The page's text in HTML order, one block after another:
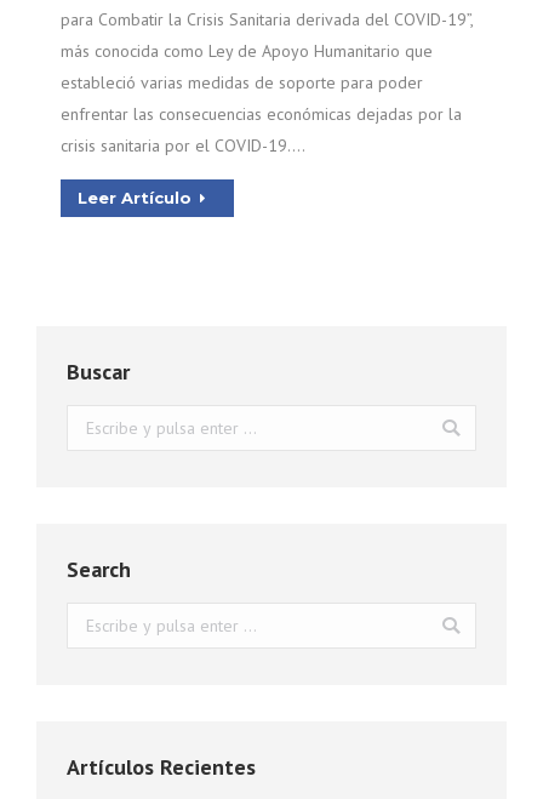
para Combatir la Crisis Sanitaria derivada del COVID-19”,
más conocida como Ley de Apoyo Humanitario que
estableció varias medidas de soporte para poder
enfrentar las consecuencias económicas dejadas por la
crisis sanitaria por el COVID-19.…
Leer Artículo
Buscar
Buscar:
Search
Buscar:
Artículos Recientes